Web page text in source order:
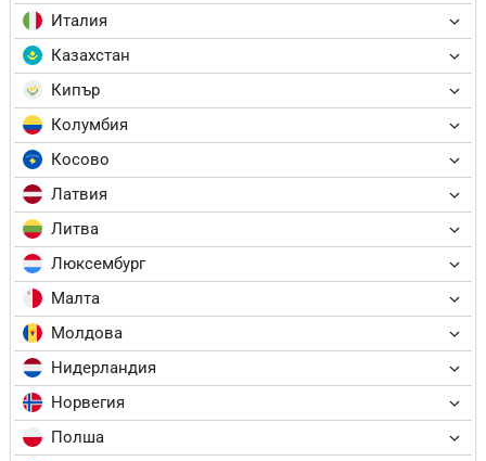
Италия
Казахстан
Кипър
Колумбия
Косово
Латвия
Литва
Люксембург
Малта
Молдова
Нидерландия
Норвегия
Полша